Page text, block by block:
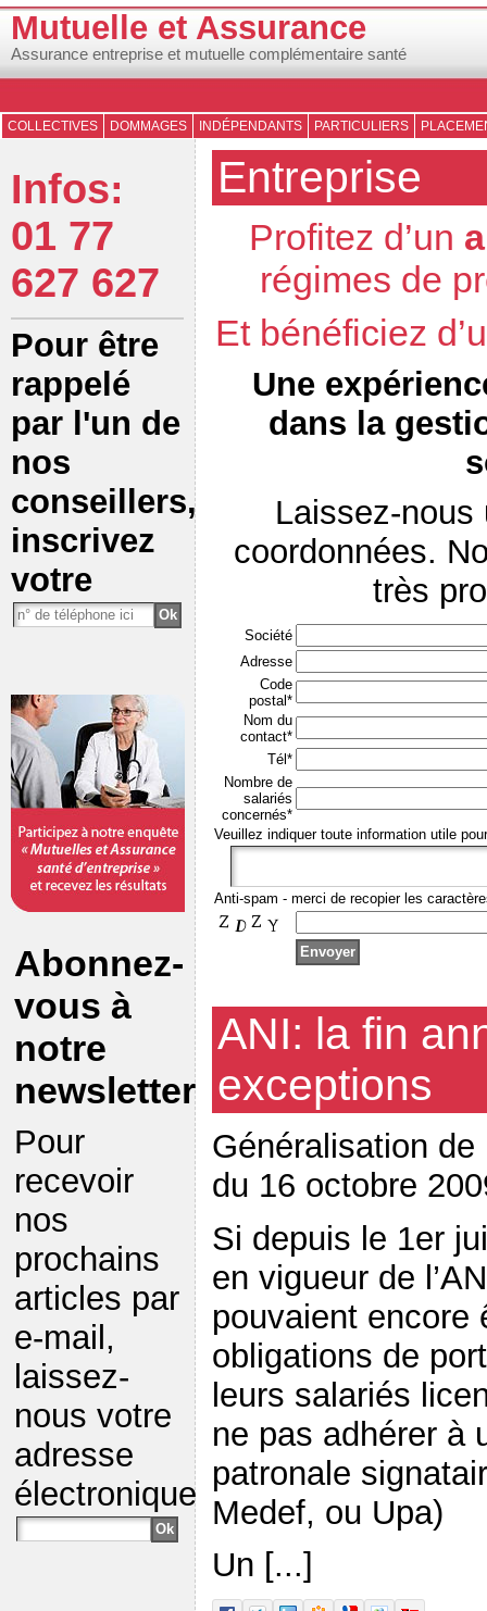
Mutuelle et Assurance
Assurance entreprise et mutuelle complémentaire santé
COLLECTIVES DOMMAGES INDÉPENDANTS PARTICULIERS
Infos:
01 77
627 627
Pour être
rappelé
par l'un de
nos
conseillers,
inscrivez
votre
Abonnez-
vous à
notre
newsletter
Pour
recevoir
nos
prochains
articles par
e-mail,
laissez-
nous votre
adresse
électronique
Entreprise
Profitez d’un
régimes de
Et bénéficiez
Une
dans la
Laissez-
coordonnées.
très
Société
Adresse
Code
postal*
Nom du
contact*
Tél*
Nombre de
salariés
concernés*
Veuillez indiquer toute information utile
Anti-spam - merci de recopier les
ANI: la fin
exceptions
Généralisation de
du 16 octobre
Si depuis le 1er
en vigueur de
pouvaient encore
obligations de
leurs salariés
ne pas adhérer à
patronale
Medef, ou Upa)
Un [...]